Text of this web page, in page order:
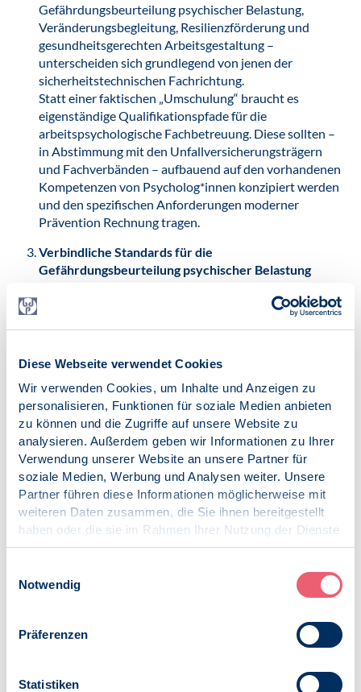
Diese Webseite verwendet Cookies
Wir verwenden Cookies, um Inhalte und Anzeigen zu
personalisieren, Funktionen für soziale Medien anbieten
zu können und die Zugriffe auf unsere Website zu
analysieren. Außerdem geben wir Informationen zu Ihrer
Verwendung unserer Website an unsere Partner für
soziale Medien, Werbung und Analysen weiter. Unsere
Partner führen diese Informationen möglicherweise mit
weiteren Daten zusammen, die Sie ihnen bereitgestellt
haben oder die sie im Rahmen Ihrer Nutzung der Dienste
gesammelt haben.
Notwendig
Präferenzen
Statistiken
Gefährdungsbeurteilung psychischer Belastung,
Veränderungsbegleitung, Resilienzförderung und
gesundheitsgerechten Arbeitsgestaltung –
unterscheiden sich grundlegend von jenen der
sicherheitstechnischen Fachrichtung.
Statt einer faktischen „Umschulung“ braucht es
eigenständige Qualifikationspfade für die
arbeitspsychologische Fachbetreuung. Diese sollten –
in Abstimmung mit den Unfallversicherungsträgern
und Fachverbänden – aufbauend auf den vorhandenen
Kompetenzen von Psycholog*innen konzipiert werden
und den spezifischen Anforderungen moderner
Prävention Rechnung tragen.
Verbindliche Standards für die
Gefährdungsbeurteilung psychischer Belastung
Gefährdungsbeurteilung schließt ausdrücklich
hinsichtlich Qualifikation, Verfahren und Umsetzung.
verbindlicher Standards aus, die unter Beteiligung aller
drei Fachdis-ziplinen – Sicherheitstechnik,
Arbeitsmedizin und Psychologie – erfolgen sollten. Nur
so kann eine wirksame, rechtssichere und
praxisgerechte Umsetzung gewährleistet werden.
Stärkung interdisziplinärer Präventionsteams
Gerade in kleinen und mittleren Unternehmen fehlen
häufig Ressourcen, um spezialisierte Expertise intern
vorzuhalten. Der BDP schlägt deshalb vor, den Auf-
Kompetenzzentren zu fördern, in denen Fachkräfte aus
Psychologie, Medizin und Sicherheitstechnik unter
einem Dach zusammenarbeiten. Solche Teams können
gezielt, niederschwellig und wirksam unterstützen –